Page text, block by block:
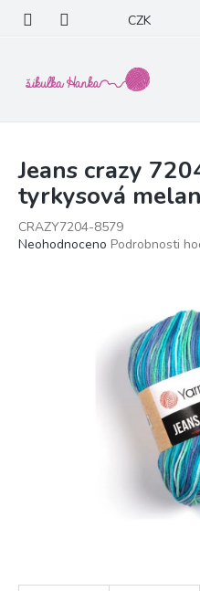
obsah
CZK
Jeans crazy
tyrkysová
CRAZY7204-8579
Průměrné
Neohodnoceno Podrobnosti